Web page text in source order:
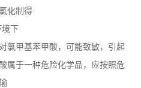
化制得
境下
氯甲基苯甲酸，可能致敏，引起
属于一种危险化学品，应按照危